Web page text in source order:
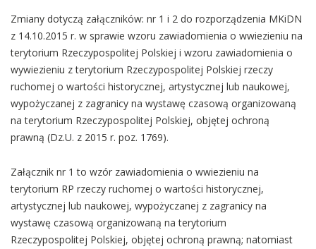
Zmiany dotyczą załączników: nr 1 i 2 do rozporządzenia MKiDN
z 14.10.2015 r. w sprawie wzoru zawiadomienia o wwiezieniu na
terytorium Rzeczypospolitej Polskiej i wzoru zawiadomienia o
wywiezieniu z terytorium Rzeczypospolitej Polskiej rzeczy
ruchomej o wartości historycznej, artystycznej lub naukowej,
wypożyczanej z zagranicy na wystawę czasową organizowaną
na terytorium Rzeczypospolitej Polskiej, objętej ochroną
prawną (Dz.U. z 2015 r. poz. 1769).
Załącznik nr 1 to wzór zawiadomienia o wwiezieniu na
terytorium RP rzeczy ruchomej o wartości historycznej,
artystycznej lub naukowej, wypożyczanej z zagranicy na
wystawę czasową organizowaną na terytorium
Rzeczypospolitej Polskiej, objętej ochroną prawną; natomiast